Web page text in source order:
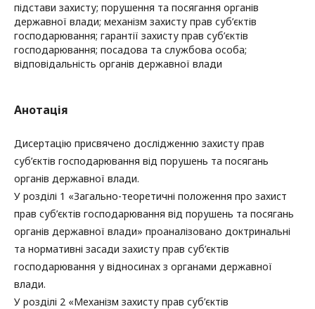
підстави захисту; порушення та посягання органів
державної влади; механізм захисту прав суб’єктів
господарювання; гарантії захисту прав суб’єктів
господарювання; посадова та службова особа;
відповідальність органів державної влади
Анотація
Дисертацію присвячено дослідженню захисту прав
суб’єктів господарювання від порушень та посягань
органів державної влади.
У розділі 1 «Загально-теоретичні положення про захист
прав суб’єктів господарювання від порушень та посягань
органів державної влади» проаналізовано доктринальні
та нормативні засади захисту прав суб’єктів
господарювання у відносинах з органами державної
влади.
У розділі 2 «Механізм захисту прав суб’єктів